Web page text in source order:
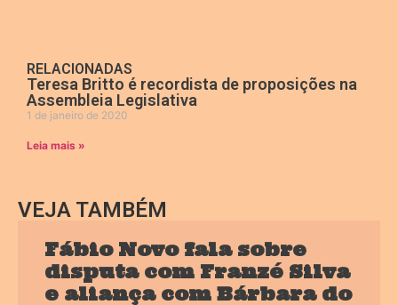
RELACIONADAS
Teresa Britto é recordista de proposições na
Assembleia Legislativa
1 de janeiro de 2020
Leia mais »
VEJA TAMBÉM
Fábio Novo fala sobre
disputa com Franzé Silva
e aliança com Bárbara do